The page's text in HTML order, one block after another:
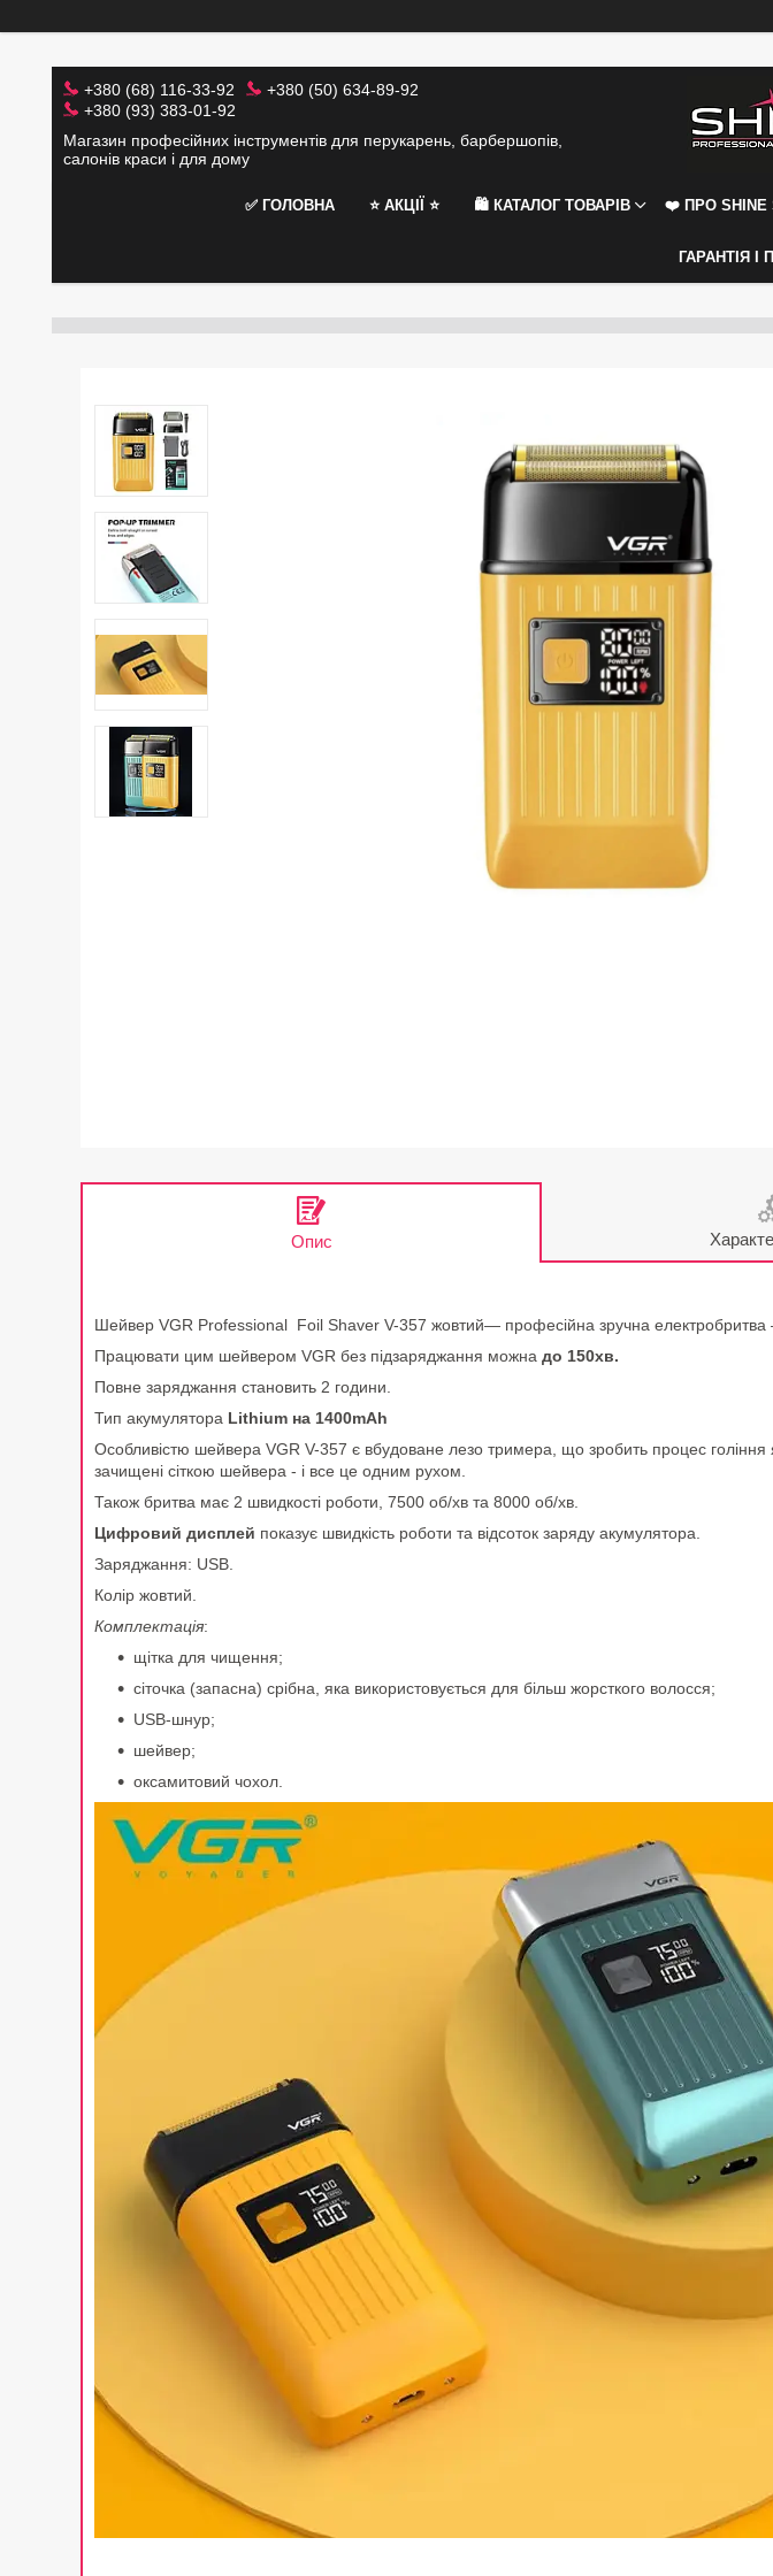
+380 (68) 116-33-92
+380 (50) 634-89-92
+380 (93) 383-01-92
Магазин професійних інструментів для перукарень, барбершопів,
салонів краси і для дому
✅ ГОЛОВНА ⭐️ АКЦІЇ ⭐️ 🛍 КАТАЛОГ ТОВАРІВ ❤️ ПРО
ГАРАНТІЯ
Опис
Шейвер VGR Professional Foil Shaver V-357 жовтий— професійна зручна електробритва
Працювати цим шейвером VGR без підзаряджання можна до 150хв.
Повне заряджання становить 2 години.
Тип акумулятора Lithium на 1400mAh
Особливістю шейвера VGR V-357 є вбудоване лезо тримера, що зробить процес гоління
зачищені сіткою шейвера - і все це одним рухом.
Також бритва має 2 швидкості роботи, 7500 об/хв та 8000 об/хв.
Цифровий дисплей показує швидкість роботи та відсоток заряду акумулятора.
Заряджання: USB.
Колір жовтий.
Комплектація:
щітка для чищення;
сіточка (запасна) срібна, яка використовується для більш жорсткого волосся;
USB-шнур;
шейвер;
оксамитовий чохол.